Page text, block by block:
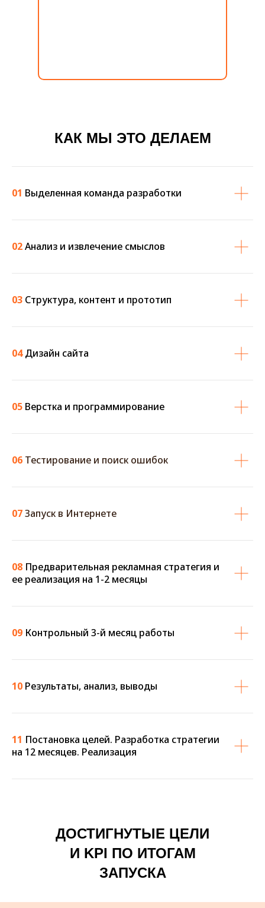
КАК МЫ ЭТО ДЕЛАЕМ
01 Выделенная команда разработки
02Анализ и извлечение смыслов
03 Структура, контент и прототип
04 Дизайн сайта
05 Верстка и программирование
06 Тестирование и поиск ошибок
07Запуск в Интернете
08 Предварительная рекламная стратегия и
ее реализация на 1-2 месяцы
09 Контрольный 3-й месяц работы
10 Результаты, анализ, выводы
11 Постановка целей. Разработка стратегии
на 12 месяцев. Реализация
ДОСТИГНУТЫЕ ЦЕЛИ
И KPI ПО ИТОГАМ
ЗАПУСКА